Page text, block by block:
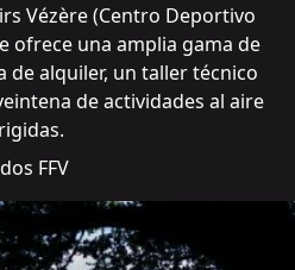
Vézère (Centro Deportivo
ofrece una amplia gama de
de alquiler, un taller técnico
de actividades al aire
FFV